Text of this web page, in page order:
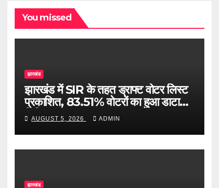
You missed
झारखंड
झारखंड में SIR के तहत ड्राफ्ट वोटर लिस्ट
प्रकाशित, 83.51% वोटरों का हुआ डाटा
डिजिटाइज
AUGUST 5, 2026 ADMIN
झारखंड